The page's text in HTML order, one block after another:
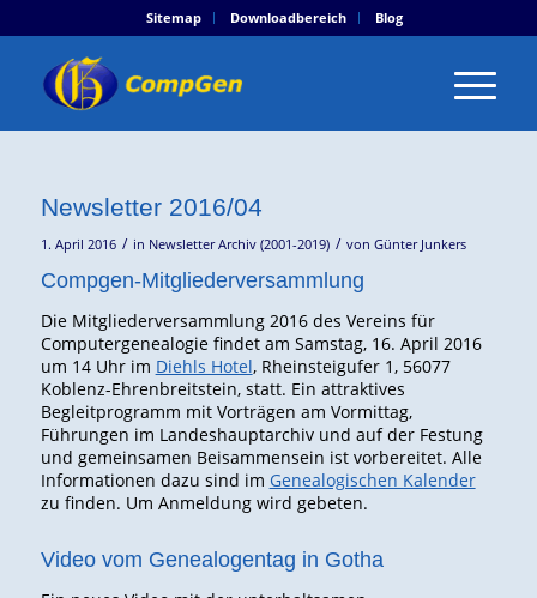
Sitemap Downloadbereich Blog
Newsletter 2016/04
1. April 2016 / in Newsletter Archiv (2001-2019) / von Günter Junkers
Compgen-Mitgliederversammlung
Die Mitgliederversammlung 2016 des Vereins für
Computergenealogie findet am Samstag, 16. April 2016
um 14 Uhr im Diehls Hotel, Rheinsteigufer 1, 56077
Koblenz-Ehrenbreitstein, statt. Ein attraktives
Begleitprogramm mit Vorträgen am Vormittag,
Führungen im Landeshauptarchiv und auf der Festung
und gemeinsamen Beisammensein ist vorbereitet. Alle
Informationen dazu sind im Genealogischen Kalender
zu finden. Um Anmeldung wird gebeten.
Video vom Genealogentag in Gotha